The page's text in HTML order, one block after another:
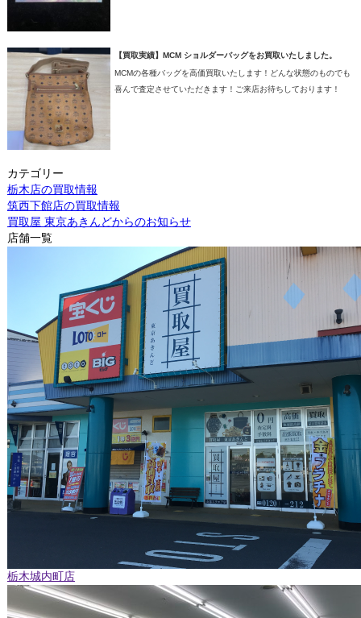
【買取実績】MCM ショルダーバッグをお買取いたしました。
MCMの各種バッグを高価買取いたします！どんな状態のものでも
喜んで査定させていただきます！ご来店お待ちしております！
カテゴリー
栃木店の買取情報
筑西下館店の買取情報
買取屋 東京あきんどからのお知らせ
店舗一覧
栃木城内町店